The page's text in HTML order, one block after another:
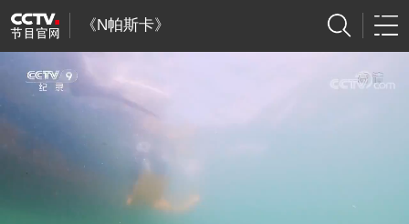
《N帕斯卡》